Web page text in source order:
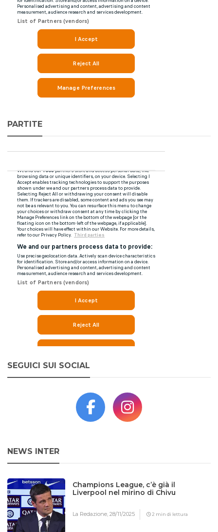
PARTITE
SEGUICI SUI SOCIAL
NEWS INTER
Champions League, c’è già il
Liverpool nel mirino di Chivu
La Redazione,28/11/2025 2 min di lettura